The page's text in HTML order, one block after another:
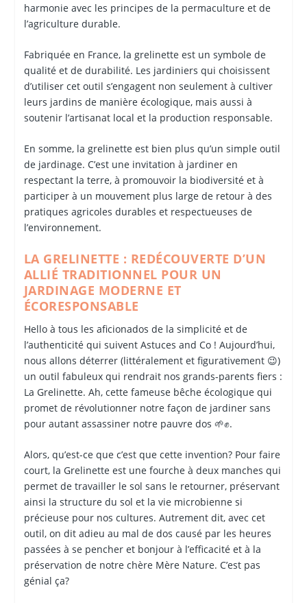
harmonie avec les principes de la permaculture et de
l’agriculture durable.
Fabriquée en France, la grelinette est un symbole de
qualité et de durabilité. Les jardiniers qui choisissent
d’utiliser cet outil s’engagent non seulement à cultiver
leurs jardins de manière écologique, mais aussi à
soutenir l’artisanat local et la production responsable.
En somme, la grelinette est bien plus qu’un simple outil
de jardinage. C’est une invitation à jardiner en
respectant la terre, à promouvoir la biodiversité et à
participer à un mouvement plus large de retour à des
pratiques agricoles durables et respectueuses de
l’environnement.
LA GRELINETTE : REDÉCOUVERTE D’UN
ALLIÉ TRADITIONNEL POUR UN
JARDINAGE MODERNE ET
ÉCORESPONSABLE
Hello à tous les aficionados de la simplicité et de
l’authenticité qui suivent Astuces and Co ! Aujourd’hui,
nous allons déterrer (littéralement et figurativement 😉)
un outil fabuleux qui rendrait nos grands-parents fiers :
La Grelinette. Ah, cette fameuse bêche écologique qui
promet de révolutionner notre façon de jardiner sans
pour autant assassiner notre pauvre dos 🌱✊.
Alors, qu’est-ce que c’est que cette invention? Pour faire
court, la Grelinette est une fourche à deux manches qui
permet de travailler le sol sans le retourner, préservant
ainsi la structure du sol et la vie microbienne si
précieuse pour nos cultures. Autrement dit, avec cet
outil, on dit adieu au mal de dos causé par les heures
passées à se pencher et bonjour à l’efficacité et à la
préservation de notre chère Mère Nature. C’est pas
génial ça?